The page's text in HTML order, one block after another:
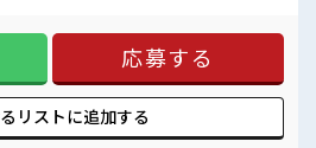
！ます。【取扱製品情報】スマートメーター
たい人向け≫ 高収入を希望される方にオス
時間以上あります♪ ≪土日祝休のお仕事≫
にプライベート満喫！ ≪動きやすい制服ア
で、 毎日の服装の悩み解消♪ ≪初めての仕
できそう≫ 新しいことにチャレンジするの
応募する
リストに追加する